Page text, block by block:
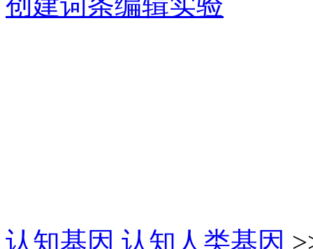
认知基因 认知人类基因